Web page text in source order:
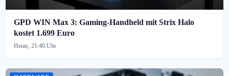
GPD WIN Max 3: Gaming-Handheld mit Strix Halo
kostet 1.699 Euro
Heute, 21:40 Uhr